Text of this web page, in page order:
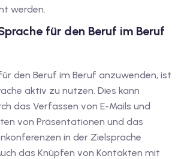
werden.
für den Beruf im Beruf
den Beruf im Beruf anzuwenden, ist
aktiv zu nutzen. Dies kann
das Verfassen von E-Mails und
von Präsentationen und das
in der Zielsprache
das Knüpfen von Kontakten mit